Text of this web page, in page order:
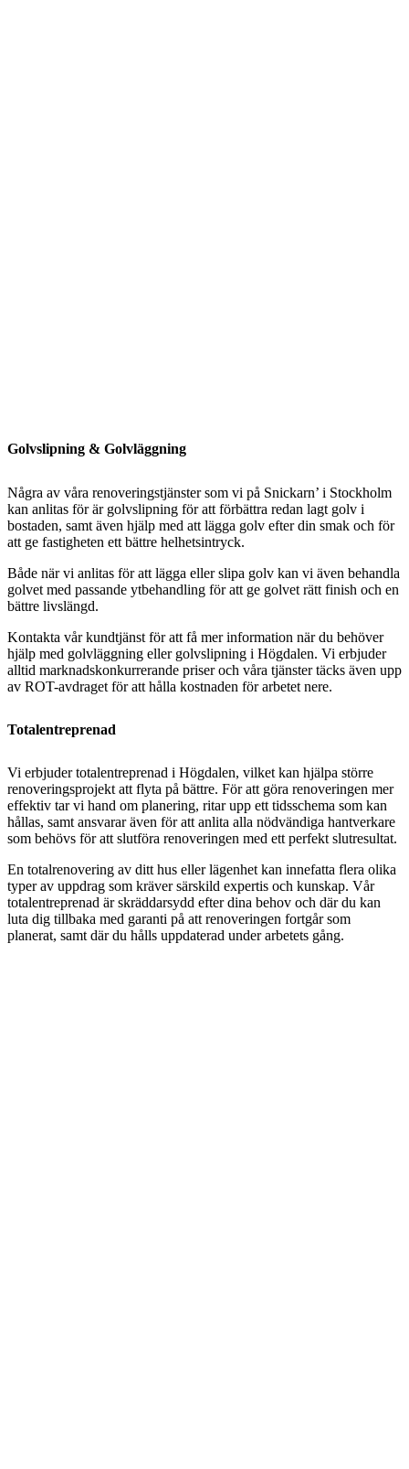
Golvslipning & Golvläggning
Några av våra renoveringstjänster som vi på Snickarn’ i Stockholm
kan anlitas för är golvslipning för att förbättra redan lagt golv i
bostaden, samt även hjälp med att lägga golv efter din smak och för
att ge fastigheten ett bättre helhetsintryck.
Både när vi anlitas för att lägga eller slipa golv kan vi även behandla
golvet med passande ytbehandling för att ge golvet rätt finish och en
bättre livslängd.
Kontakta vår kundtjänst för att få mer information när du behöver
hjälp med golvläggning eller golvslipning i Högdalen. Vi erbjuder
alltid marknadskonkurrerande priser och våra tjänster täcks även upp
av ROT-avdraget för att hålla kostnaden för arbetet nere.
Totalentreprenad
Vi erbjuder totalentreprenad i Högdalen, vilket kan hjälpa större
renoveringsprojekt att flyta på bättre. För att göra renoveringen mer
effektiv tar vi hand om planering, ritar upp ett tidsschema som kan
hållas, samt ansvarar även för att anlita alla nödvändiga hantverkare
som behövs för att slutföra renoveringen med ett perfekt slutresultat.
En totalrenovering av ditt hus eller lägenhet kan innefatta flera olika
typer av uppdrag som kräver särskild expertis och kunskap. Vår
totalentreprenad är skräddarsydd efter dina behov och där du kan
luta dig tillbaka med garanti på att renoveringen fortgår som
planerat, samt där du hålls uppdaterad under arbetets gång.